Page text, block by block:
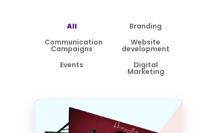
All
Branding
Communication
Campaigns
Website
development
Events
Digital
Marketing